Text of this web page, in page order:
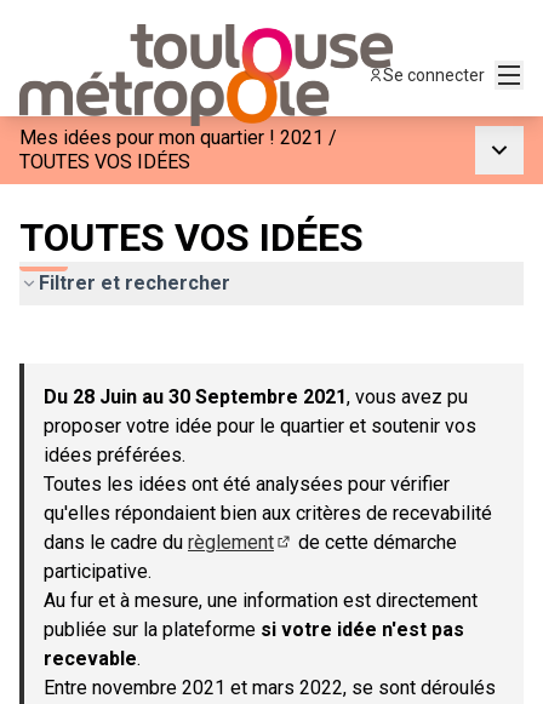
Se connecter
Mes idées pour mon quartier ! 2021 /
TOUTES VOS IDÉES
TOUTES VOS IDÉES
Filtrer et rechercher
−
Du 28 Juin au 30 Septembre 2021, vous avez pu
proposer votre idée pour le quartier et soutenir vos
idées préférées.
Toutes les idées ont été analysées pour vérifier
qu'elles répondaient bien aux critères de recevabilité
dans le cadre du règlement
de cette démarche
participative.
Au fur et à mesure, une information est directement
publiée sur la plateforme si votre idée n'est pas
recevable.
Entre novembre 2021 et mars 2022, se sont déroulés